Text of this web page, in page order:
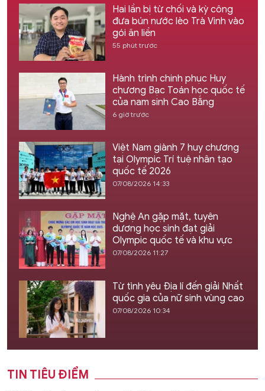
Hai lần bị từ chối và kỳ công
đưa bún nước lèo Trà Vinh vào
gói ăn liền
55 phút trước
Hành trình chinh phục Huy
chương Bạc Toán học quốc tế
của nam sinh Cao Bằng
6 giờ trước
Việt Nam giành 7 huy chương
tại Olympic Trí tuệ nhân tạo
quốc tế 2026
07/08/2026 14:33
Nghệ An gặp mặt, tuyên
dương học sinh đạt giải
Olympic quốc tế và khu vực
07/08/2026 11:27
Từ tình yêu Địa lí đến giải Nhất
quốc gia của nữ sinh vùng cao
07/08/2026 10:34
TIN TIÊU ĐIỂM